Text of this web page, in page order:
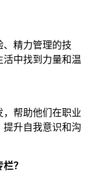
、精力管理的技
中找到力量和温
帮助他们在职业
提升自我意识和沟
？